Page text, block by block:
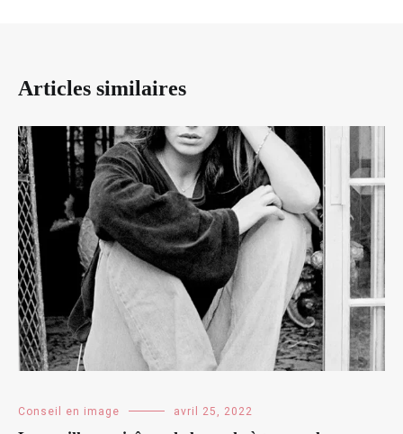
Articles similaires
Conseil en image avril 25, 2022